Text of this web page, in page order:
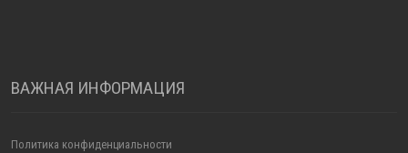
ВАЖНАЯ ИНФОРМАЦИЯ
Политика конфиденциальности